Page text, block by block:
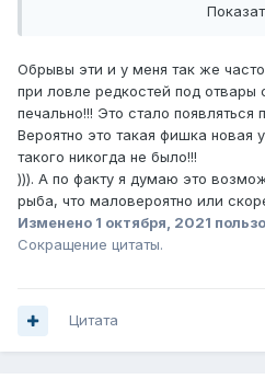
Обрывы эти и у меня так же
при ловле редкостей под отвары
печально!!! Это стало
Вероятно это такая фишка новая
такого никогда не было!!!
))). А по факту я думаю это
рыба, что маловероятно или
Изменено 1 октября, 2021
Сокращение цитаты.
Цитата